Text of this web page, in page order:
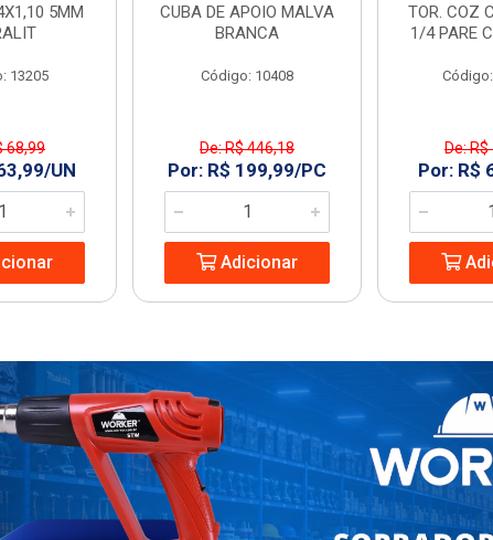
5MM
13205
68,99
UN
CUBA DE APOIO MALVA
BRANCA
Código: 10408
De: R$ 446,18
Por: R$ 199,99/PC
Adicionar
TOR. COZ
1/4 PARE
De:
Por: R$